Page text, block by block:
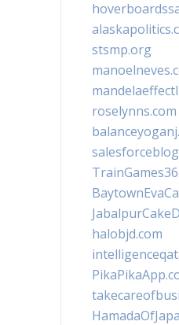
stsmp.org
roselynns.com
halobjd.com